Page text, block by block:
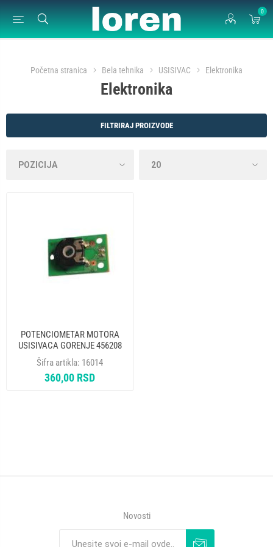
0
Početna stranica Bela tehnika USISIVAC Elektronika
Elektronika
FILTRIRAJ PROIZVODE
POTENCIOMETAR MOTORA
USISIVACA GORENJE 456208
ORIGINAL
Šifra artikla: 16014
360,00 RSD
Novosti